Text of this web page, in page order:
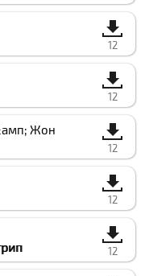
12
12
Жон
12
12
12